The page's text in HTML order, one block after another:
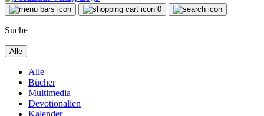
0
Suche
Alle
Alle
Bücher
Multimedia
Devotionalien
Kalender